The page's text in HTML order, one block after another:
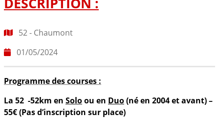
52 - Chaumont
01/05/2024
Programme des courses :
La 52 -52km en Soloou en Duo(né en 2004 et avant) –
55€ (Pas d’inscription sur place)